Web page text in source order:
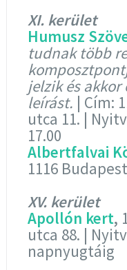
XI. kerület
Humusz
tudnak több
jelzik és
leírást. | Cím:
utca 11. |
17.00
Albertfalvai
1116
XV. kerület
Apollón kert,
utca 88. |
napnyugtáig